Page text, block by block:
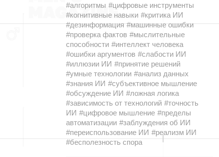
#алгоритмы #цифровые инструменты
#когнитивные навыки #критика ИИ
#дезинформация #машинные ошибки
#проверка фактов #мыслительные
способности #интеллект человека
#ошибки аргументов #слабости ИИ
#иллюзии ИИ #принятие решений
#умные технологии #анализ данных
#знания ИИ #субъективное мышление
#обсуждение ИИ #ложная логика
#зависимость от технологий #точность
ИИ #цифровое мышление #пределы
автоматизации #заблуждения об ИИ
#переиспользование ИИ #реализм ИИ
#бесполезность спора